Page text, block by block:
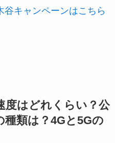
谷キャンペーンはこちら
度はどれくらい？公
種類は？4Gと5Gの